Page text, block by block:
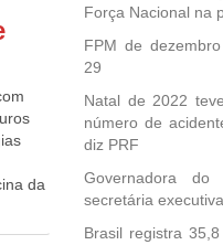
do
uma
e
da
Força Nacional na
FPM de
29
Natal de 2022
número de
diz PRF
Governadora
secretária
Brasil registra